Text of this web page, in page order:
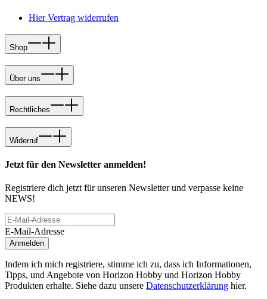
Hier Vertrag widerrufen
Shop
Über uns
Rechtliches
Widerruf
Jetzt für den Newsletter anmelden!
Registriere dich jetzt für unseren Newsletter und verpasse keine
NEWS!
E-Mail-Adresse
Anmelden
Indem ich mich registriere, stimme ich zu, dass ich Informationen,
Tipps, und Angebote von Horizon Hobby und Horizon Hobby
Produkten erhalte. Siehe dazu unsere Datenschutzerklärung hier.